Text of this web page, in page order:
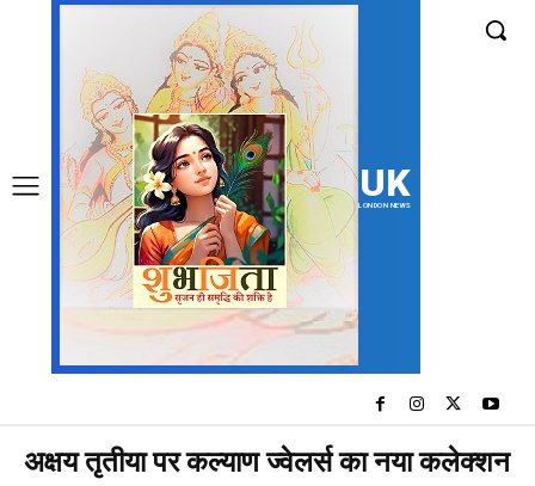
UK
LONDON NEWS
अक्षय तृतीया पर कल्याण ज्वेलर्स का नया कलेक्शन